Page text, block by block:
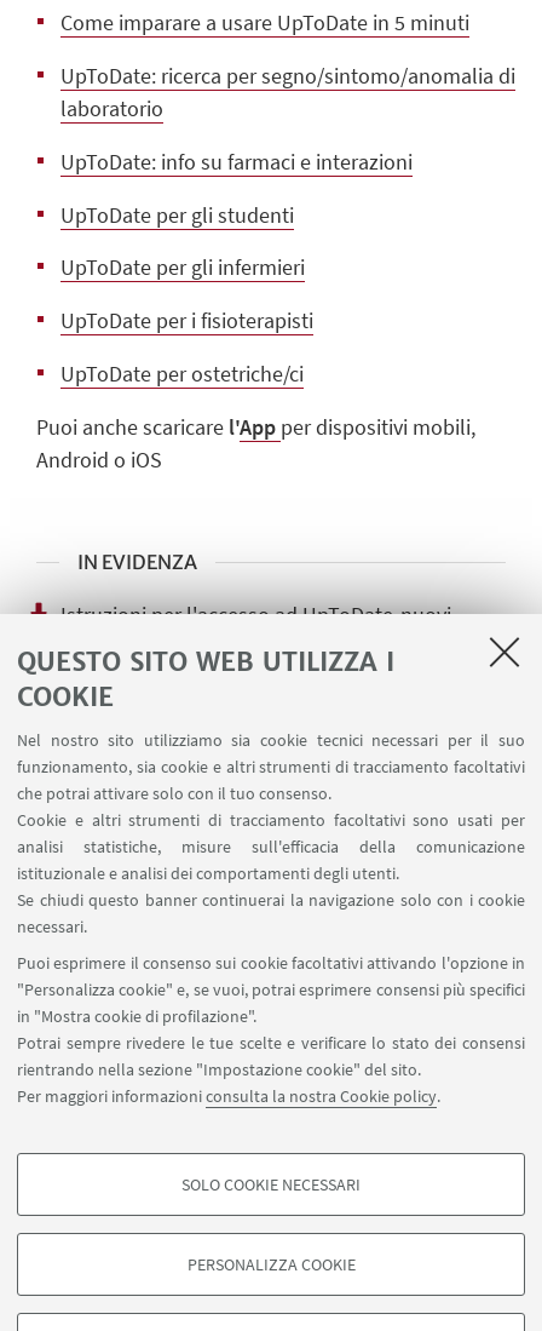
QUESTO SITO WEB UTILIZZA I
COOKIE
Nel nostro sito utilizziamo sia cookie tecnici necessari per il suo
funzionamento, sia cookie e altri strumenti di tracciamento facoltativi
che potrai attivare solo con il tuo consenso.
Cookie e altri strumenti di tracciamento facoltativi sono usati per
analisi statistiche, misure sull'efficacia della comunicazione
istituzionale e analisi dei comportamenti degli utenti.
Se chiudi questo banner continuerai la navigazione solo con i cookie
necessari.
Puoi esprimere il consenso sui cookie facoltativi attivando l'opzione in
"Personalizza cookie" e, se vuoi, potrai esprimere consensi più specifici
in "Mostra cookie di profilazione".
Potrai sempre rivedere le tue scelte e verificare lo stato dei consensi
rientrando nella sezione "Impostazione cookie" del sito.
Per maggiori informazioniconsulta la nostra Cookie policy.
COOKIE DI PROFILAZIONE - FACOLTATIVI
degli utenti, creare profili in base al loro comportamento sul sito, per analisi
di marketing.
SOLO COOKIE NECESSARI
PERSONALIZZA COOKIE
Come imparare a usare UpToDate in 5 minuti
UpToDate: ricerca per segno/sintomo/anomalia di
laboratorio
UpToDate: info su farmaci e interazioni
UpToDate per gli studenti
UpToDate per gli infermieri
UpToDate per i fisioterapisti
UpToDate per ostetriche/ci
Puoi anche scaricare l'App per dispositivi mobili,
Android o iOS
IN EVIDENZA
Istruzioni per l'accesso ad UpToDate-nuovi-
utenti_Università di Bologna
[ .pdf 373Kb ]
UpToDate :accesso utenti registrati prima di
Gennaio 2025
[ .pdf 72Kb ]
IN EVIDENZA
Via Massarenti 9, Bologna
051 2098541
SBA - Sistema Bibliotecario di Ateneo